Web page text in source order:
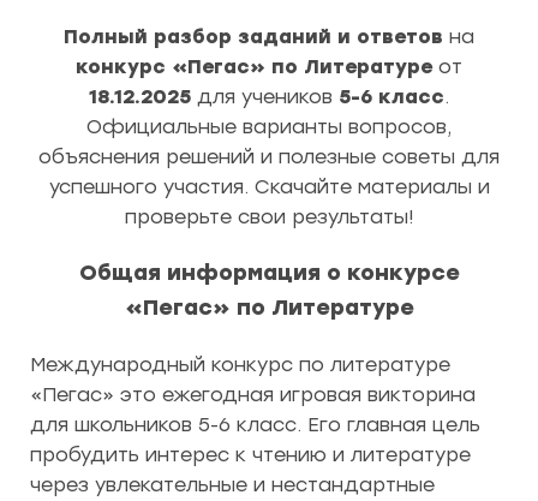
Полный разбор заданий и ответов на
конкурс «Пегас» по Литературеот
18.12.2025 для учеников 5-6 класс.
Официальные варианты вопросов,
объяснения решений и полезные советы для
успешного участия. Скачайте материалы и
проверьте свои результаты!
Общая информация о конкурсе
«Пегас» по Литературе
Международный конкурс по литературе
«Пегас» это ежегодная игровая викторина
для школьников 5-6 класс. Его главная цель
пробудить интерес к чтению и литературе
через увлекательные и нестандартные